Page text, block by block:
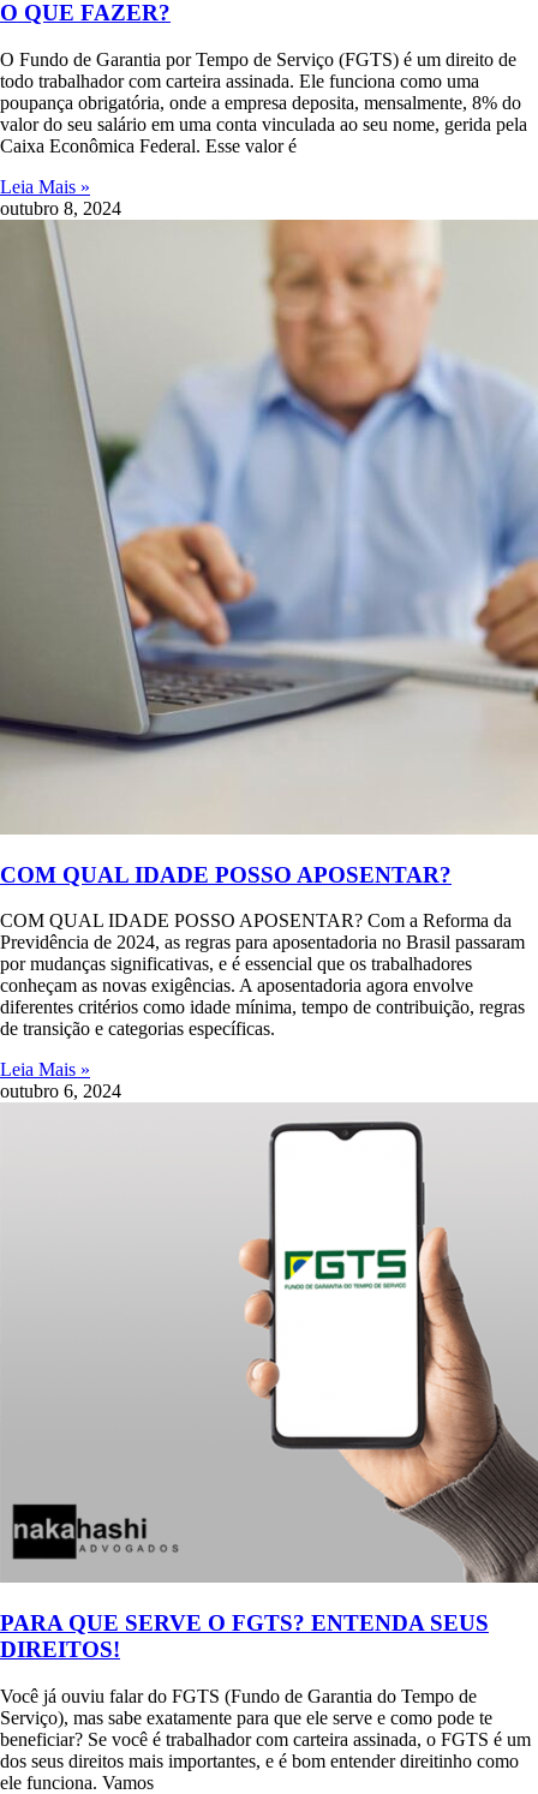
O QUE FAZER?
O Fundo de Garantia por Tempo de Serviço (FGTS) é um direito de
todo trabalhador com carteira assinada. Ele funciona como uma
poupança obrigatória, onde a empresa deposita, mensalmente, 8% do
valor do seu salário em uma conta vinculada ao seu nome, gerida pela
Caixa Econômica Federal. Esse valor é
Leia Mais »
outubro 8, 2024
COM QUAL IDADE POSSO APOSENTAR?
COM QUAL IDADE POSSO APOSENTAR? Com a Reforma da
Previdência de 2024, as regras para aposentadoria no Brasil passaram
por mudanças significativas, e é essencial que os trabalhadores
conheçam as novas exigências. A aposentadoria agora envolve
diferentes critérios como idade mínima, tempo de contribuição, regras
de transição e categorias específicas.
Leia Mais »
outubro 6, 2024
PARA QUE SERVE O FGTS? ENTENDA SEUS
DIREITOS!
Você já ouviu falar do FGTS (Fundo de Garantia do Tempo de
Serviço), mas sabe exatamente para que ele serve e como pode te
beneficiar? Se você é trabalhador com carteira assinada, o FGTS é um
dos seus direitos mais importantes, e é bom entender direitinho como
ele funciona. Vamos